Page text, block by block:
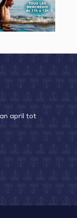
april tot